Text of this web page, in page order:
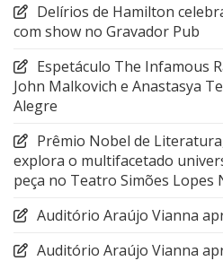
Delírios de Hamilton
com show no Gravador Pub
Espetáculo The Infamous
John Malkovich e Anastasya
Alegre
Prêmio Nobel de
explora o multifacetado
peça no Teatro Simões Lopes
Auditório Araújo Vianna
Auditório Araújo Vianna